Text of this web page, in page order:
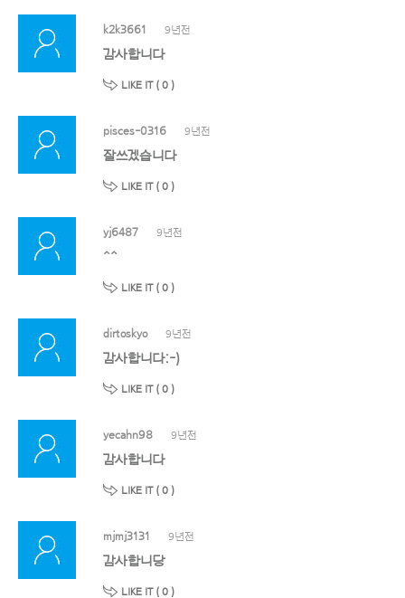
k2k3661 9년전
감사합니다
LIKE IT ( 0 )
pisces-0316 9년전
잘쓰겠습니다
LIKE IT ( 0 )
yj6487 9년전
^^
LIKE IT ( 0 )
dirtoskyo 9년전
감사합니다:-)
LIKE IT ( 0 )
yecahn98 9년전
감사합니다
LIKE IT ( 0 )
mjmj3131 9년전
감사합니당
LIKE IT ( 0 )